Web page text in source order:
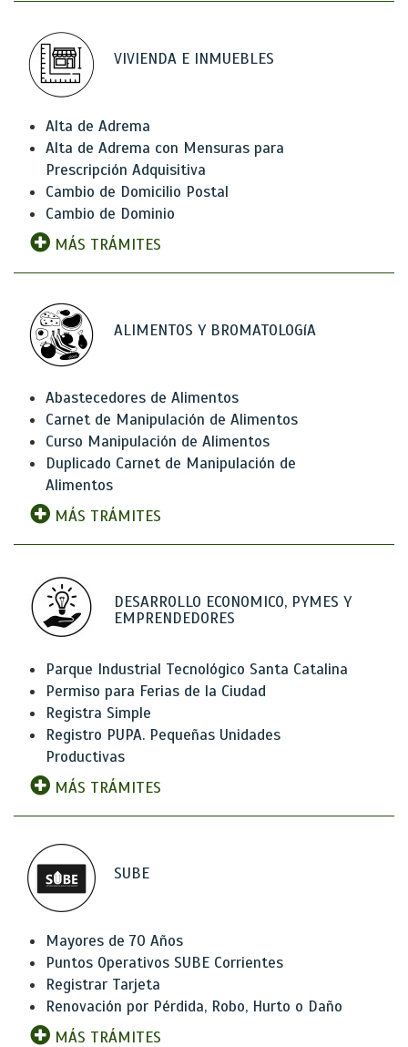
VIVIENDA E INMUEBLES
Alta de Adrema
Alta de Adrema con Mensuras para
Prescripción Adquisitiva
Cambio de Domicilio Postal
Cambio de Dominio
MÁS TRÁMITES
ALIMENTOS Y BROMATOLOGíA
Abastecedores de Alimentos
Carnet de Manipulación de Alimentos
Curso Manipulación de Alimentos
Duplicado Carnet de Manipulación de
Alimentos
MÁS TRÁMITES
DESARROLLO ECONOMICO, PYMES Y
EMPRENDEDORES
Parque Industrial Tecnológico Santa Catalina
Permiso para Ferias de la Ciudad
Registra Simple
Registro PUPA. Pequeñas Unidades
Productivas
MÁS TRÁMITES
SUBE
Mayores de 70 Años
Puntos Operativos SUBE Corrientes
Registrar Tarjeta
Renovación por Pérdida, Robo, Hurto o Daño
MÁS TRÁMITES